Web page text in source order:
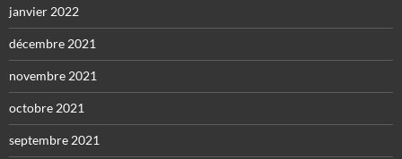
janvier 2022
décembre 2021
novembre 2021
octobre 2021
septembre 2021